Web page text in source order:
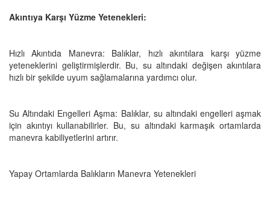
Akıntıya Karşı Yüzme Yetenekleri:
Hızlı Akıntıda Manevra: Balıklar, hızlı akıntılara karşı yüzme
yeteneklerini geliştirmişlerdir. Bu, su altındaki değişen akıntılara
hızlı bir şekilde uyum sağlamalarına yardımcı olur.
Su Altındaki Engelleri Aşma: Balıklar, su altındaki engelleri aşmak
için akıntıyı kullanabilirler. Bu, su altındaki karmaşık ortamlarda
manevra kabiliyetlerini artırır.
Yapay Ortamlarda Balıkların Manevra Yetenekleri